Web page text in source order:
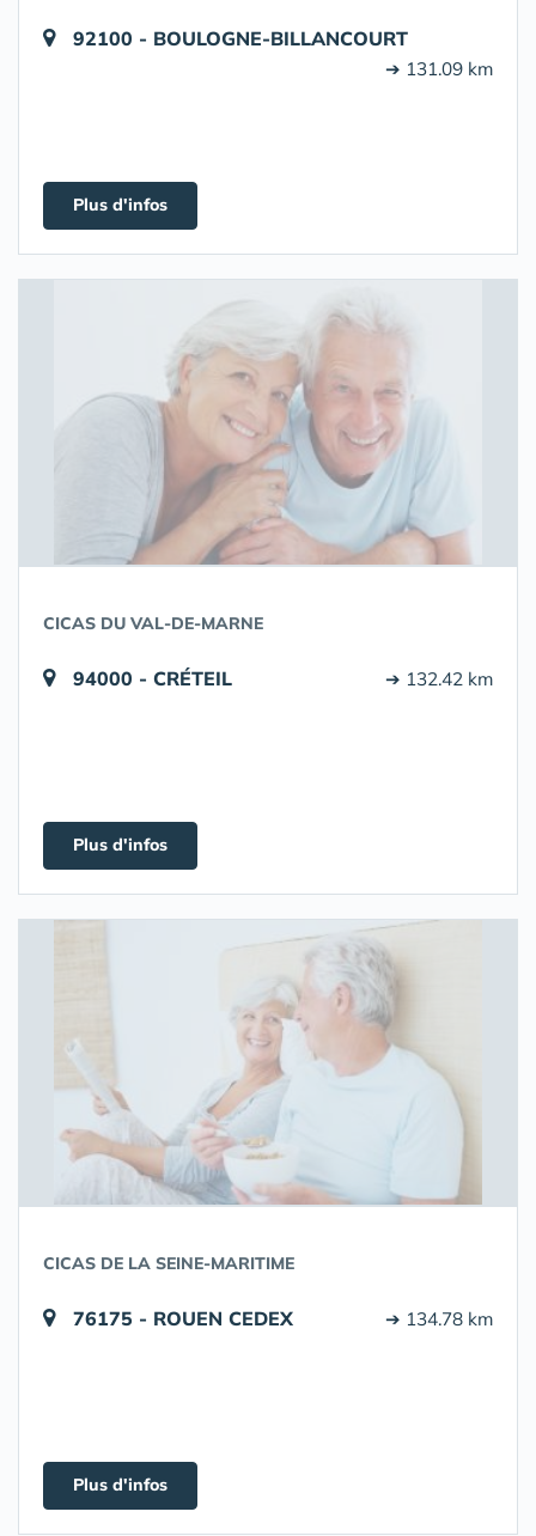
92100 - BOULOGNE-BILLANCOURT
➔ 131.09 km
Plus d'infos
CICAS DU VAL-DE-MARNE
94000 - CRÉTEIL ➔ 132.42 km
Plus d'infos
CICAS DE LA SEINE-MARITIME
76175 - ROUEN CEDEX ➔ 134.78 km
Plus d'infos